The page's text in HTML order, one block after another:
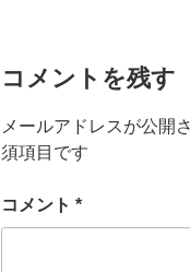
コメントを残す
メールアドレスが公開
須項目です
コメント *